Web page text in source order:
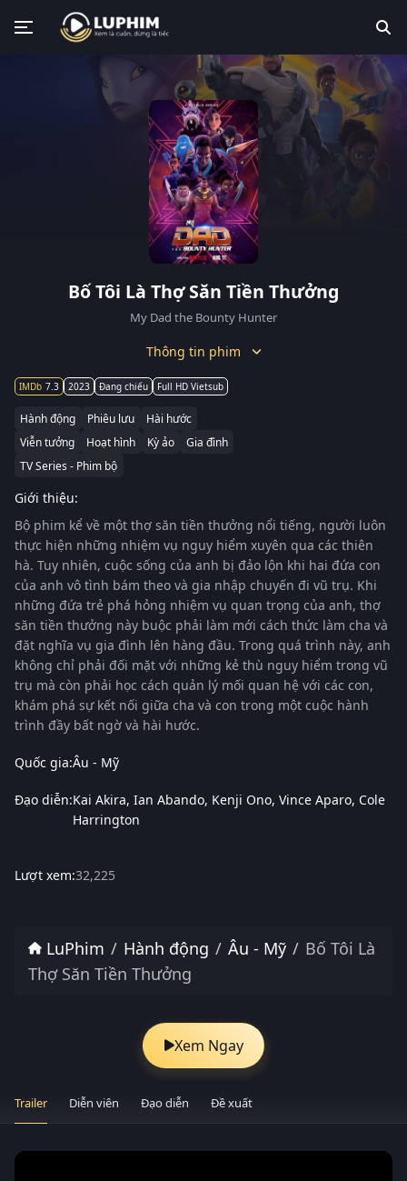
Bố Tôi Là Thợ Săn Tiền Thưởng
My Dad the Bounty Hunter
Thông tin phim
7.3 2023 Đang chiếu Full HD Vietsub
Hành động Phiêu lưu
Hài hước
Viễn tưởng
Hoạt hình Kỳ ảo
Gia đình
TV Series - Phim bộ
Giới thiệu:
Bộ phim kể về một thợ săn tiền thưởng nổi tiếng, người luôn
thực hiện những nhiệm vụ nguy hiểm xuyên qua các thiên
hà. Tuy nhiên, cuộc sống của anh bị đảo lộn khi hai đứa con
của anh vô tình bám theo và gia nhập chuyến đi vũ trụ. Khi
những đứa trẻ phá hỏng nhiệm vụ quan trọng của anh, thợ
săn tiền thưởng này buộc phải làm mới cách thức làm cha và
đặt nghĩa vụ gia đình lên hàng đầu. Trong quá trình này, anh
không chỉ phải đối mặt với những kẻ thù nguy hiểm trong vũ
trụ mà còn phải học cách quản lý mối quan hệ với các con,
khám phá sự kết nối giữa cha và con trong một cuộc hành
trình đầy bất ngờ và hài hước.
Quốc gia:Âu - Mỹ
Đạo diễn:Kai Akira Ian Abando Kenji Ono Vince Aparo Cole
Harrington
Lượt xem:32,225
LuPhim Hành động Âu - Mỹ
Bố Tôi Là
Thợ Săn Tiền Thưởng
Xem Ngay
Trailer Diễn viên Đạo diễn Đề xuất